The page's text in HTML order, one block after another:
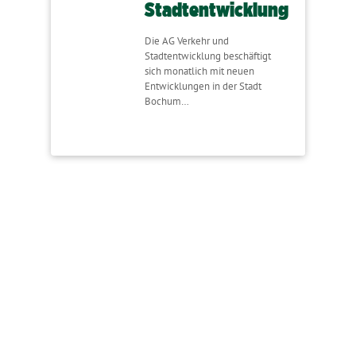
Stadtentwicklung
Die AG Verkehr und
Stadtentwicklung beschäftigt
sich monatlich mit neuen
Entwicklungen in der Stadt
Bochum…